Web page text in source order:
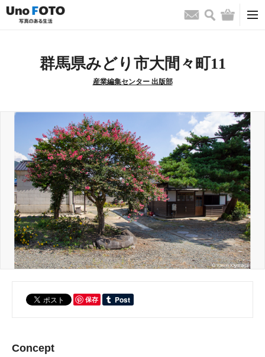
お問い合わせ
検索 バッグ
群馬県みどり市大間々町11
産業編集センター 出版部
保存
Concept